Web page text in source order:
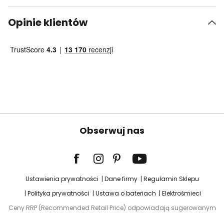
Opinie klientów
Obserwuj nas
Ustawienia prywatności Dane firmy
Regulamin Sklepu
Polityka prywatności
Ustawa o bateriach
Elektrośmieci
Ceny RRP (Recommended Retail Price) odpowiadają sugerowanym